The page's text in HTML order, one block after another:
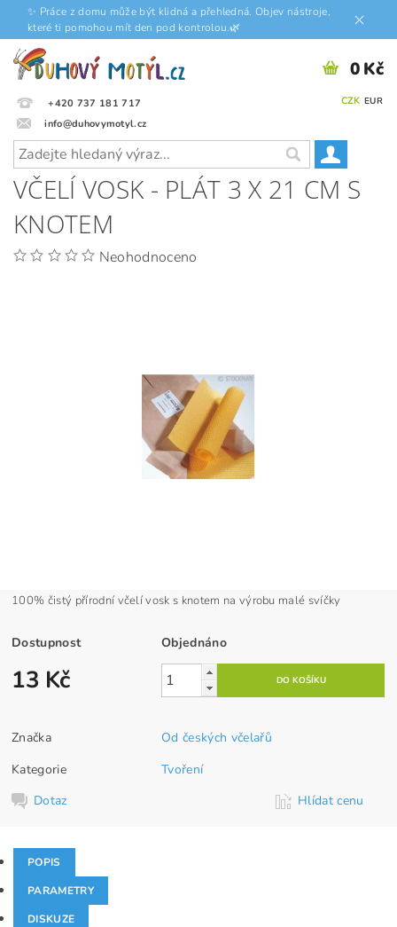
✨ Práce z domu může být klidná a přehledná. Objev nástroje,
které ti pomohou mít den pod kontrolou.🌿
+420 737 181 717
info@duhovymotyl.cz
CZK EUR
0 Kč
VČELÍ VOSK - PLÁT 3 X 21 CM S
KNOTEM
Neohodnoceno
100% čistý přírodní včelí vosk s knotem na výrobu malé svíčky
Dostupnost Objednáno
13 Kč
Značka
Od českých včelařů
Kategorie
Tvoření
Dotaz
Hlídat cenu
POPIS
PARAMETRY
DISKUZE